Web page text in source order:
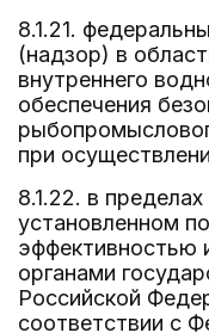
8.1.21.
(надзор) в
внутреннего
обеспечения
при
8.1.22. в
установленном
эффективностью
органами
Российской
соответствии с